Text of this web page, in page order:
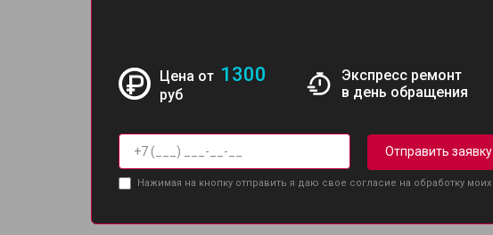
Цена от 1300
руб
Экспресс ремонт
в день обращения
Отправить заявку
Нажимая на кнопку отправить я даю свое согласие на обработку моих